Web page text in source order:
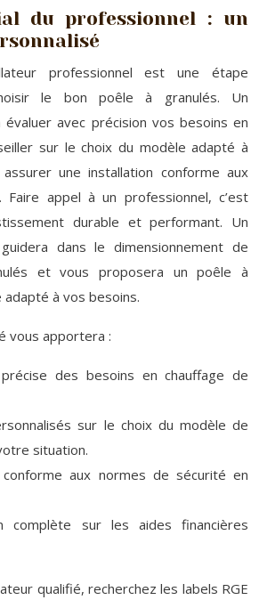
du professionnel : un
professionnel est une étape
le bon poêle à granulés. Un
avec précision vos besoins en
sur le choix du modèle adapté à
une installation conforme aux
appel à un professionnel, c’est
durable et performant. Un
dans le dimensionnement de
et vous proposera un poêle à
adapté à vos besoins.
vous apportera :
des besoins en chauffage de
sur le choix du modèle de
situation.
conforme aux normes de sécurité en
complète sur les aides financières
qualifié, recherchez les labels RGE